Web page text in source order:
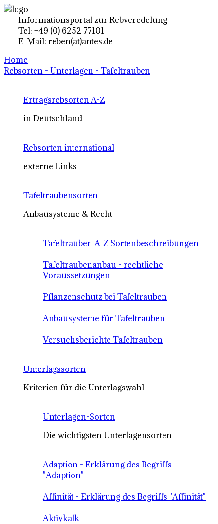
Informationsportal zur Rebveredelung
Tel: +49 (0) 6252 77101
E-Mail: reben(at)antes.de
Home
Rebsorten - Unterlagen - Tafeltrauben
Ertragsrebsorten A-Z
in Deutschland
Rebsorten international
externe Links
Tafeltraubensorten
Anbausysteme & Recht
Tafeltrauben A-Z Sortenbeschreibungen
Tafeltraubenanbau - rechtliche
Voraussetzungen
Pflanzenschutz bei Tafeltrauben
Anbausysteme für Tafeltrauben
Versuchsberichte Tafeltrauben
Unterlagssorten
Kriterien für die Unterlagswahl
Unterlagen-Sorten
Die wichtigsten Unterlagensorten
Adaption - Erklärung des Begriffs
"Adaption"
Affinität - Erklärung des Begriffs "Affinität"
Aktivkalk